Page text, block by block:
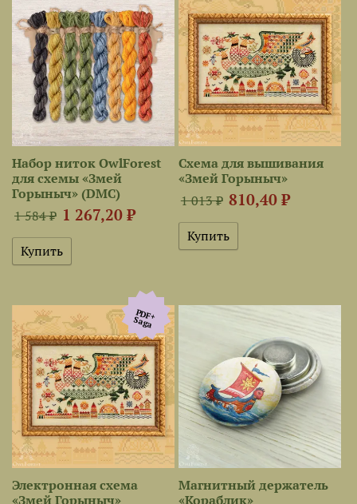
Набор ниток OwlForest
для схемы «Змей
Горыныч» (DMC)
1 584 ₽ 1 267,20 ₽
Схема для вышивания
«Змей Горыныч»
1 013 ₽ 810,40 ₽
PDF+
Saga
Электронная схема
«Змей Горыныч»
Магнитный держатель
«Кораблик»